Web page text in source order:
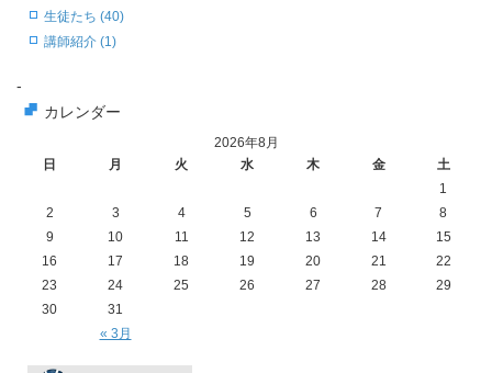
生徒たち (40)
講師紹介 (1)
-
カレンダー
2026年8月
日
月 火 水 木 金 土
« 3月
1
2
3 4 5 6 7
8
9
10 11 12 13 14
15
16
17 18 19 20 21
22
23
24 25 26 27 28
29
30
31